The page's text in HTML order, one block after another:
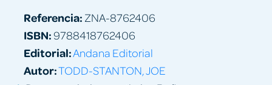
Referencia: ZNA-8762406
ISBN:9788418762406
Editorial:Andana Editorial
Autor:TODD-STANTON, JOE